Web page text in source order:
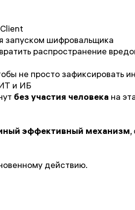
запуском шифровальщика
распространение
не просто зафиксировать
и ИБ
без участия человека на
эффективный механизм,
действию.